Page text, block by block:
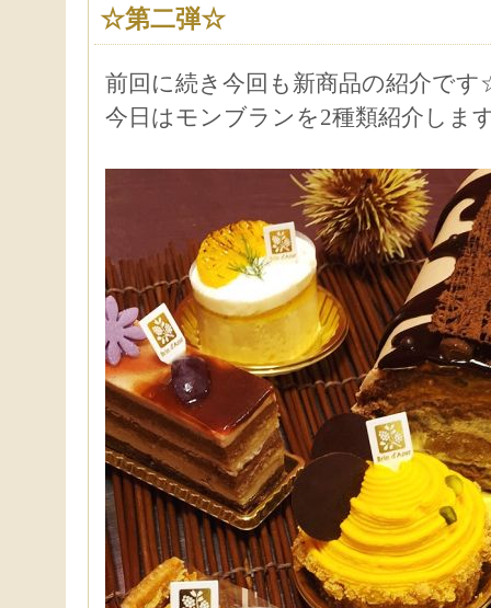
☆第二弾☆
前回に続き今回も新商品の紹介で
今日はモンブランを2種類紹介しま